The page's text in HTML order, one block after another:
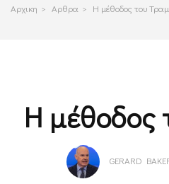
Αρχικη > Αρθρα > Η μέθοδος του
Η μέθοδος
GERARD